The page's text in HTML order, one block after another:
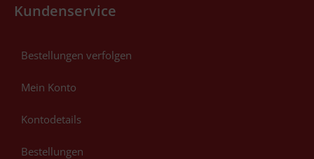
Kundenservice
Bestellungen verfolgen
Mein Konto
Kontodetails
Bestellungen